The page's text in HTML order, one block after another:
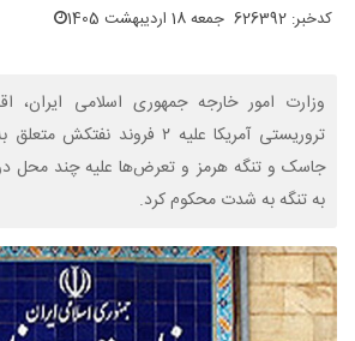
کدخبر: 626392 جمعه 18 اردیبهشت 1405
وزارت امور خارجه جمهوری اسلامی ایران،
تروریستی آمریکا علیه ٢ فروند
جاسک و تنگه هرمز و تعرض‌ها علیه چند محل
به تنگه به شدت محکوم کرد.